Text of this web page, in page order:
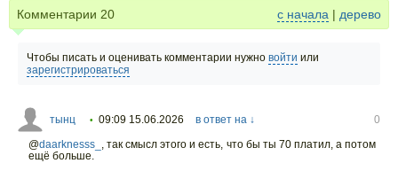
Комментарии 20 с начала | дерево
Чтобы писать и оценивать комментарии нужно войти или
зарегистрироваться
тынц • 09:09 15.06.2026 в ответ на ↓
0
@daarknesss_
так смысл этого и есть, что бы ты 70 платил, а потом
ещё больше.